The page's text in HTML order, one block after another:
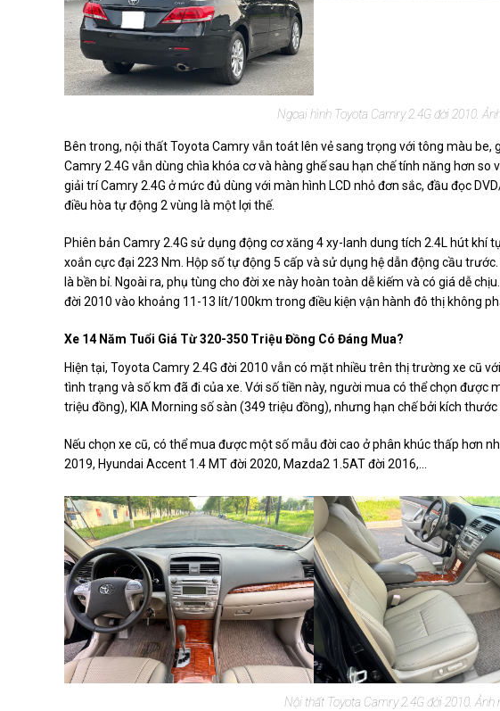
Ngoại hình Toyota Camry 2.4G đời 2010.
Bên trong, nội thất Toyota Camry vẫn toát lên vẻ sang trọng với tông màu be,
Camry 2.4G vẫn dùng chìa khóa cơ và hàng ghế sau hạn chế tính năng hơn so
giải trí Camry 2.4G ở mức đủ dùng với màn hình LCD nhỏ đơn sắc, đầu đọc
điều hòa tự động 2 vùng là một lợi thế.
Phiên bản Camry 2.4G sử dụng động cơ xăng 4 xy-lanh dung tích 2.4L hút
xoắn cực đại 223 Nm. Hộp số tự động 5 cấp và sử dụng hệ dẫn động cầu
là bền bỉ. Ngoài ra, phụ tùng cho đời xe này hoàn toàn dễ kiếm và có giá dễ
đời 2010 vào khoảng 11-13 lít/100km trong điều kiện vận hành đô thị không
Xe 14 Năm Tuổi Giá Từ 320-350 Triệu Đồng Có Đáng Mua?
Hiện tại, Toyota Camry 2.4G đời 2010 vẫn có mặt nhiều trên thị trường xe cũ
tình trạng và số km đã đi của xe. Với số tiền này, người mua có thể chọn được
triệu đồng), KIA Morning số sàn (349 triệu đồng), nhưng hạn chế bởi kích thước
Nếu chọn xe cũ, có thể mua được một số mẫu đời cao ở phân khúc thấp hơn
2019, Hyundai Accent 1.4 MT đời 2020, Mazda2 1.5AT đời 2016,...
Nội thất Toyota Camry 2.4G đời 2010. Ảnh